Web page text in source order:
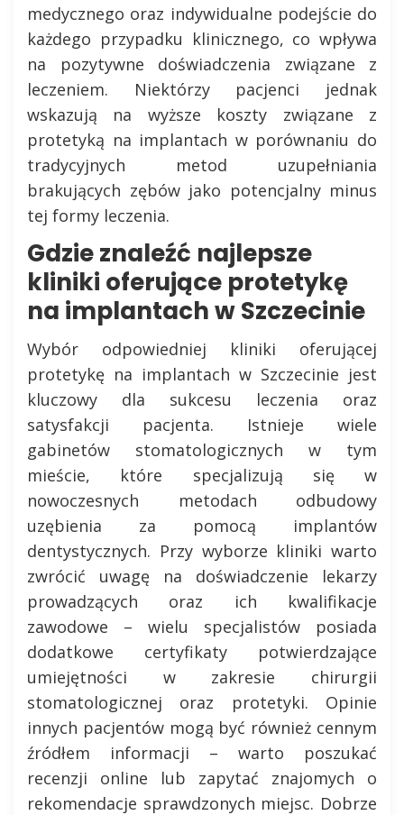
medycznego oraz indywidualne podejście do
każdego przypadku klinicznego, co wpływa
na pozytywne doświadczenia związane z
leczeniem. Niektórzy pacjenci jednak
wskazują na wyższe koszty związane z
protetyką na implantach w porównaniu do
tradycyjnych metod uzupełniania
brakujących zębów jako potencjalny minus
tej formy leczenia.
Gdzie znaleźć najlepsze
kliniki oferujące protetykę
na implantach w Szczecinie
Wybór odpowiedniej kliniki oferującej
protetykę na implantach w Szczecinie jest
kluczowy dla sukcesu leczenia oraz
satysfakcji pacjenta. Istnieje wiele
gabinetów stomatologicznych w tym
mieście, które specjalizują się w
nowoczesnych metodach odbudowy
uzębienia za pomocą implantów
dentystycznych. Przy wyborze kliniki warto
zwrócić uwagę na doświadczenie lekarzy
prowadzących oraz ich kwalifikacje
zawodowe – wielu specjalistów posiada
dodatkowe certyfikaty potwierdzające
umiejętności w zakresie chirurgii
stomatologicznej oraz protetyki. Opinie
innych pacjentów mogą być również cennym
źródłem informacji – warto poszukać
recenzji online lub zapytać znajomych o
rekomendacje sprawdzonych miejsc. Dobrze